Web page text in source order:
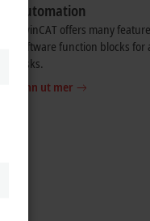
Automation
TwinCAT offers many
software function blocks
tasks.
Finn ut mer